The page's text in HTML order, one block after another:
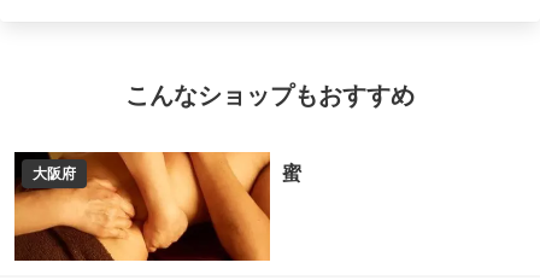
こんなショップもおすすめ
大阪府 蜜